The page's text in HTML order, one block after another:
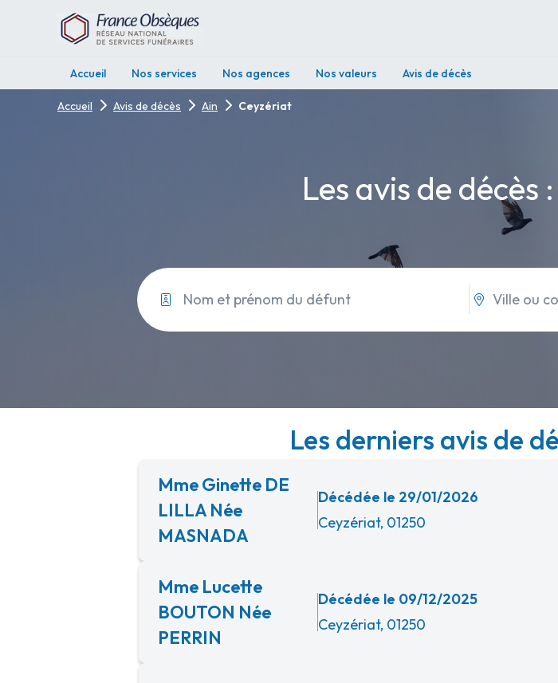
Accueil Nos services Nos agences Nos valeurs Avis de décès
Accueil Avis de décès Ain Ceyzériat
Les avis de
Les derniers avis de
Mme Ginette DE
LILLA Née
MASNADA
Décédée le 29/01/2026
Ceyzériat, 01250
Mme Lucette
BOUTON Née
PERRIN
Décédée le 09/12/2025
Ceyzériat, 01250